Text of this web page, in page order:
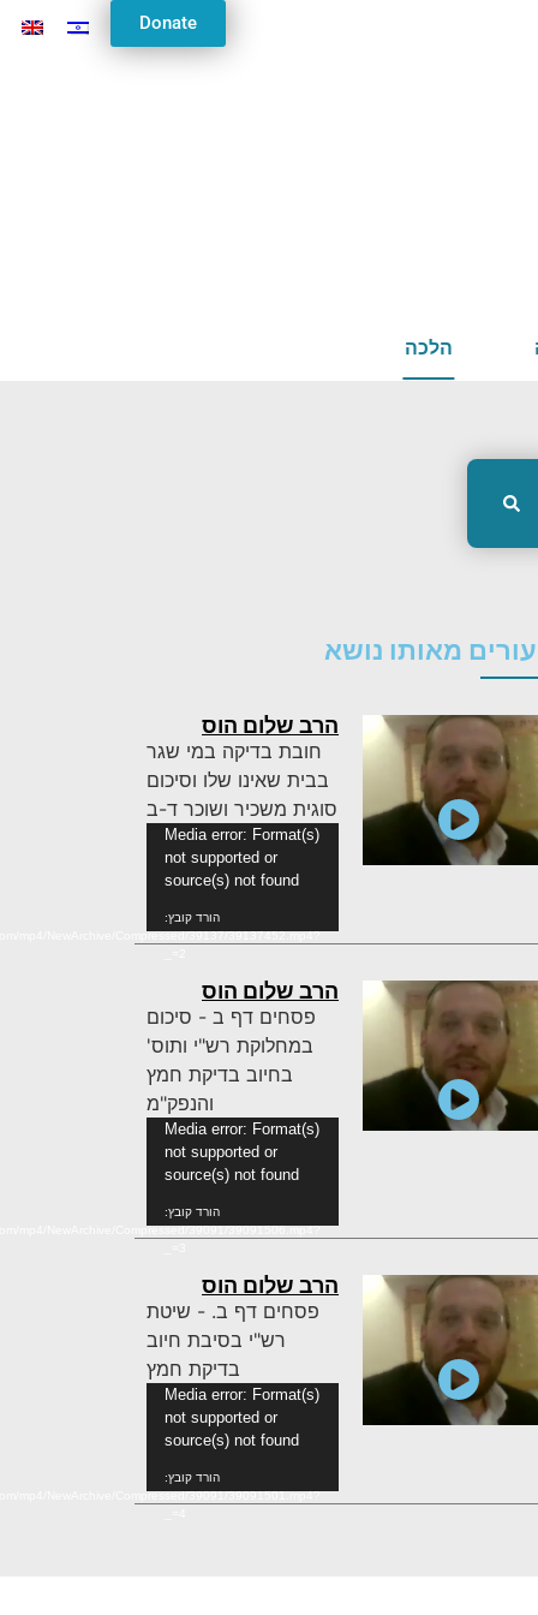
Donate
הלכה
מאותו נושא
הרב שלום הוס
חובת בדיקה במי שגר
בבית שאינו שלו וסיכום
סוגית משכיר ושוכר ד-ב
Media error: Format(s)
not supported or
source(s) not found
הורד קובץ:
mp4/NewArchive/Compressed/39137/39137452.mp4?
הרב שלום הוס
פסחים דף ב - סיכום
במחלוקת רש"י ותוס'
בחיוב בדיקת חמץ
והנפק"מ
Media error: Format(s)
not supported or
source(s) not found
הורד קובץ:
mp4/NewArchive/Compressed/39091/39091506.mp4?
הרב שלום הוס
פסחים דף ב. - שיטת
רש"י בסיבת חיוב
בדיקת חמץ
Media error: Format(s)
not supported or
source(s) not found
הורד קובץ:
mp4/NewArchive/Compressed/39091/39091501.mp4?